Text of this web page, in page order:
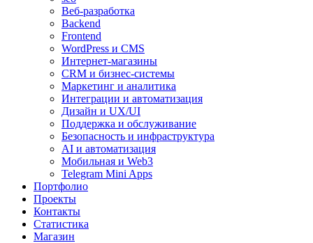
Веб-разработка
Backend
Frontend
WordPress и CMS
Интернет-магазины
CRM и бизнес-системы
Маркетинг и аналитика
Интеграции и автоматизация
Дизайн и UX/UI
Поддержка и обслуживание
Безопасность и инфраструктура
AI и автоматизация
Мобильная и Web3
Telegram Mini Apps
Портфолио
Проекты
Контакты
Статистика
Магазин